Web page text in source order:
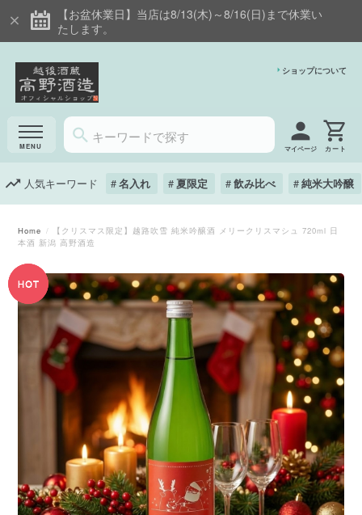
【お盆休業日】当店は8/13(木)～8/16(日)まで休業い
たします。
ショップについて
マイページ
人気キーワード 名入れ 夏限定 飲み比べ 純米大吟醸
Home
【クリスマス限定】越路吹雪 純米吟醸酒 メリークリスマシュ 720ml 日
本酒 新潟 高野酒造